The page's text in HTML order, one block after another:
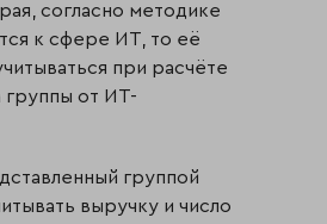
согласно методике
к сфере ИТ, то её
при расчёте
группы от ИТ-
группой
выручку и число